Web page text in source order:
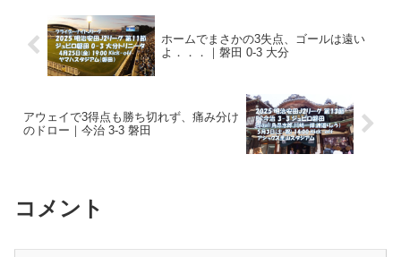
ホームでまさかの3失点、ゴールは遠い
よ．．．｜磐田 0-3 大分
アウェイで3得点も勝ち切れず、痛み分け
のドロー｜今治 3-3 磐田
コメント